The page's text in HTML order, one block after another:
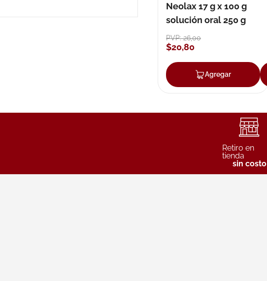
Neolax 17 g x 100 g
solución oral 250 g
PVP:26,00
$20,80
Agregar
Retiro en
tienda
sin costo